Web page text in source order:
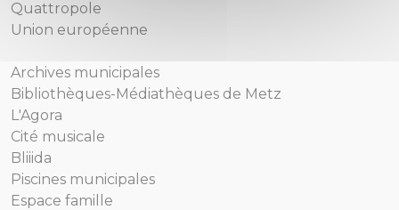
Quattropole
Union européenne
Archives municipales
Bibliothèques-Médiathèques de Metz
L'Agora
Cité musicale
Bliiida
Piscines municipales
Espace famille